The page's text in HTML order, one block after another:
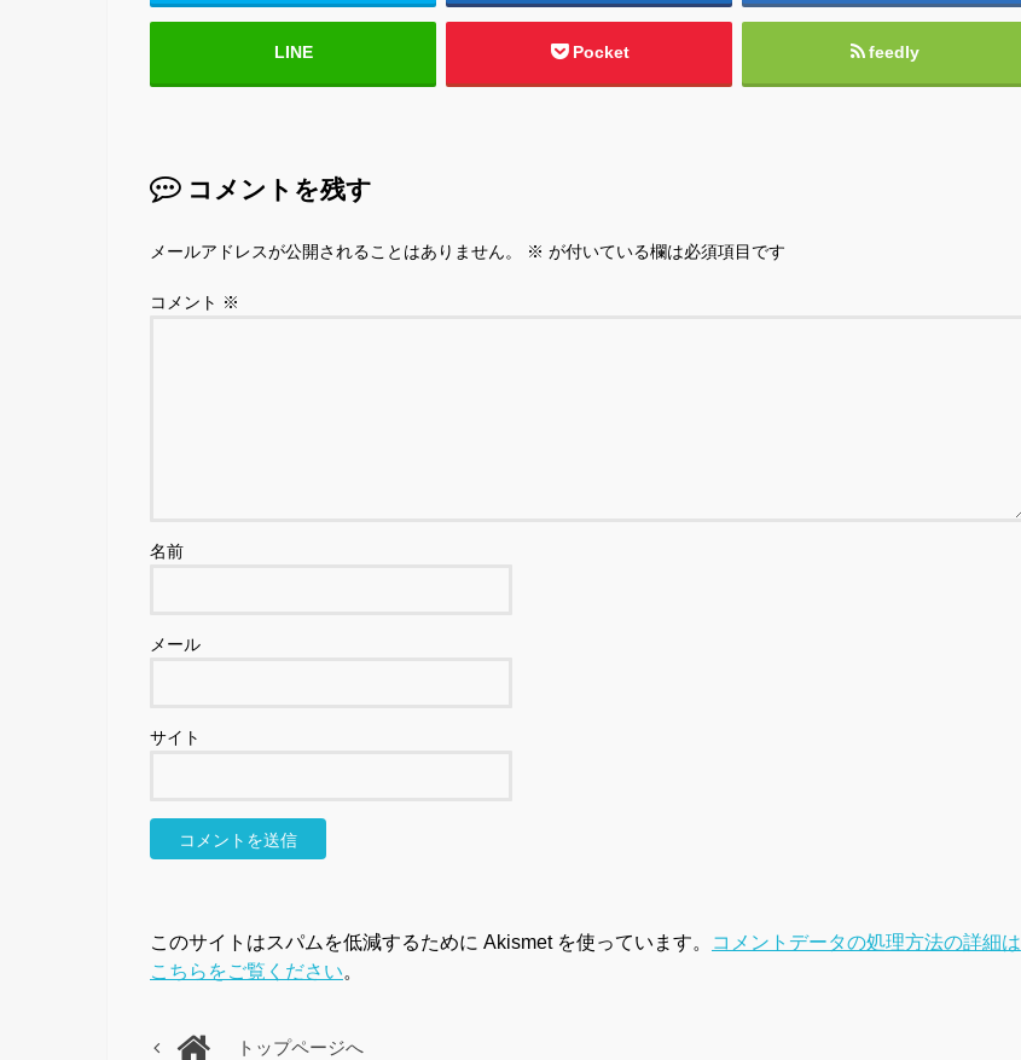
LINE Pocket feedly
コメントを残す
メールアドレスが公開されることはありません。 ※ が付いている欄は必須項目です
コメント ※
名前
メール
サイト
このサイトはスパムを低減するために Akismet を使っています。
コメントデータの処理方法の詳細は
こちらをご覧ください
トップページへ